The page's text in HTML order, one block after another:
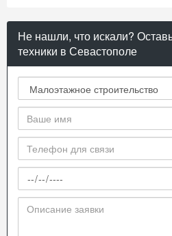
Не нашли, что искали?
техники в Севастополе